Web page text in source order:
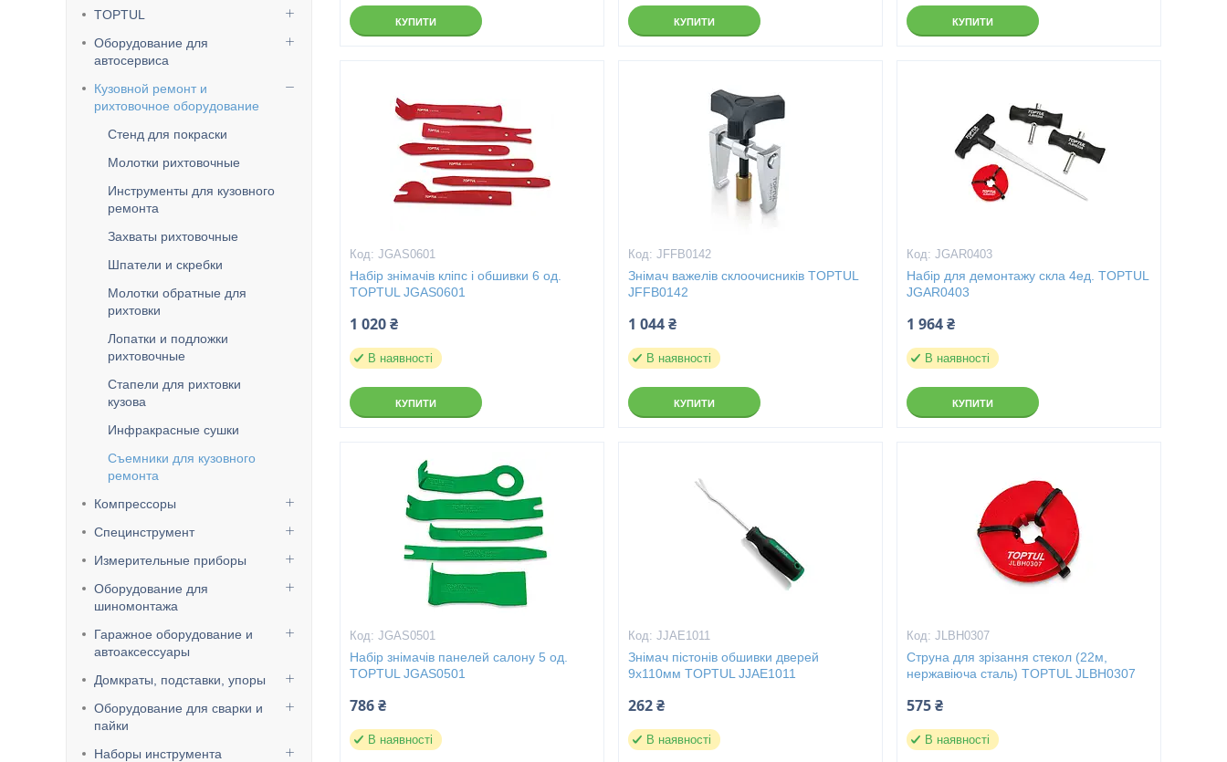
TOPTUL
Оборудование для
автосервиса
Кузовной ремонт и
рихтовочное оборудование
Стенд для покраски
Молотки рихтовочные
Инструменты для кузовного
ремонта
Захваты рихтовочные
Шпатели и скребки
Молотки обратные для
рихтовки
Лопатки и подложки
рихтовочные
Стапели для рихтовки
кузова
Инфракрасные сушки
Съемники для кузовного
ремонта
Компрессоры
Специнструмент
Измерительные приборы
Оборудование для
шиномонтажа
Гаражное оборудование и
автоаксессуары
Домкраты, подставки, упоры
Оборудование для сварки и
пайки
Наборы инструмента
КУПИТИ КУПИТИ КУПИТИ
JGAS0601
Набір знімачів кліпс і обшивки 6 од.
TOPTUL JGAS0601
1 020 ₴
В наявності
КУПИТИ
JFFB0142
Знімач важелів склоочисників TOPTUL
JFFB0142
1 044 ₴
В наявності
КУПИТИ
JGAR0403
Набір для демонтажу скла 4ед. TOPTUL
JGAR0403
1 964 ₴
В наявності
КУПИТИ
JGAS0501
Набір знімачів панелей салону 5 од.
TOPTUL JGAS0501
786 ₴
В наявності
JJAE1011
Знімач пістонів обшивки дверей
9х110мм TOPTUL JJAE1011
262 ₴
В наявності
JLBH0307
Струна для зрізання стекол (22м,
нержавіюча сталь) TOPTUL JLBH0307
575 ₴
В наявності